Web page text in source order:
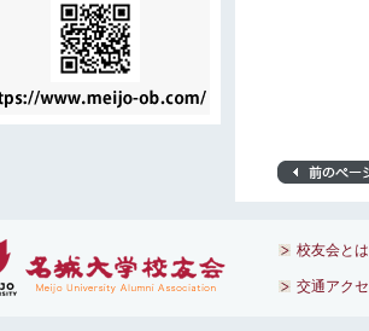
校友会とは
交通アク